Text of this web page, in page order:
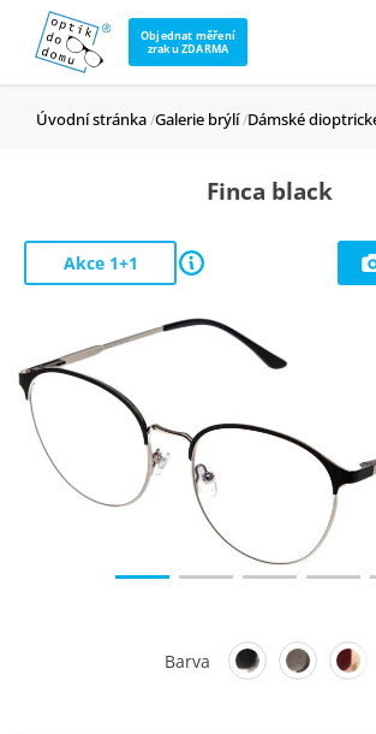
Objednat měření
zraku ZDARMA
Úvodní stránka Galerie brýlí Dámské
Finca black
Akce 1+1
Barva